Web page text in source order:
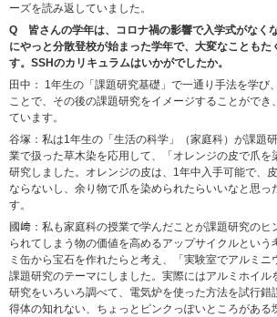
ーズを読み返していました。
Q 皆さんの学年は、コロナ禍の影響で入学式がなく
にやっと分散登校が始まった学年で、大変なこともた
す。SSHのカリキュラムはいかがでしたか。
田中： 1年生の「課題研究基礎」で一通り手法を学び
ことで、その後の課題研究をイメージすることができ
ています。
谷塚：私は1年生の「生活の科学」（家庭科）が課題
業で扱った草木染を応用して、「オレンジの皮で爪を
研究しました。オレンジの皮は、1年中入手可能で、
ならないし、余り物で爪を染められたらいいなと思っ
す。
國﨑：私も家庭科の授業で学んだことが課題研究のヒ
られてしまう物の価値を高めるアップサイクルという
ミ缶から宝石を作れたらと考え、「実験室でアルミニ
課題研究のテーマにしました。実際にはアルミホイル
研究をいろいろ調べて、電気炉を使った方法を試行錯
得体の知れない、ちょっとピンクっぽいところがある